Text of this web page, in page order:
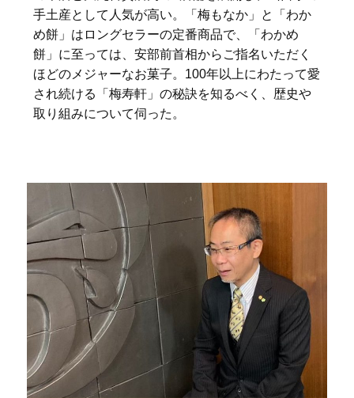
手土産として人気が高い。「梅もなか」と「わか
め餅」はロングセラーの定番商品で、「わかめ
餅」に至っては、安部前首相からご指名いただく
ほどのメジャーなお菓子。100年以上にわたって愛
され続ける「梅寿軒」の秘訣を知るべく、歴史や
取り組みについて伺った。